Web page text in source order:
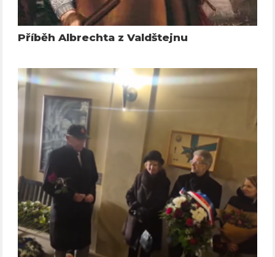
Příběh Albrechta z Valdštejnu